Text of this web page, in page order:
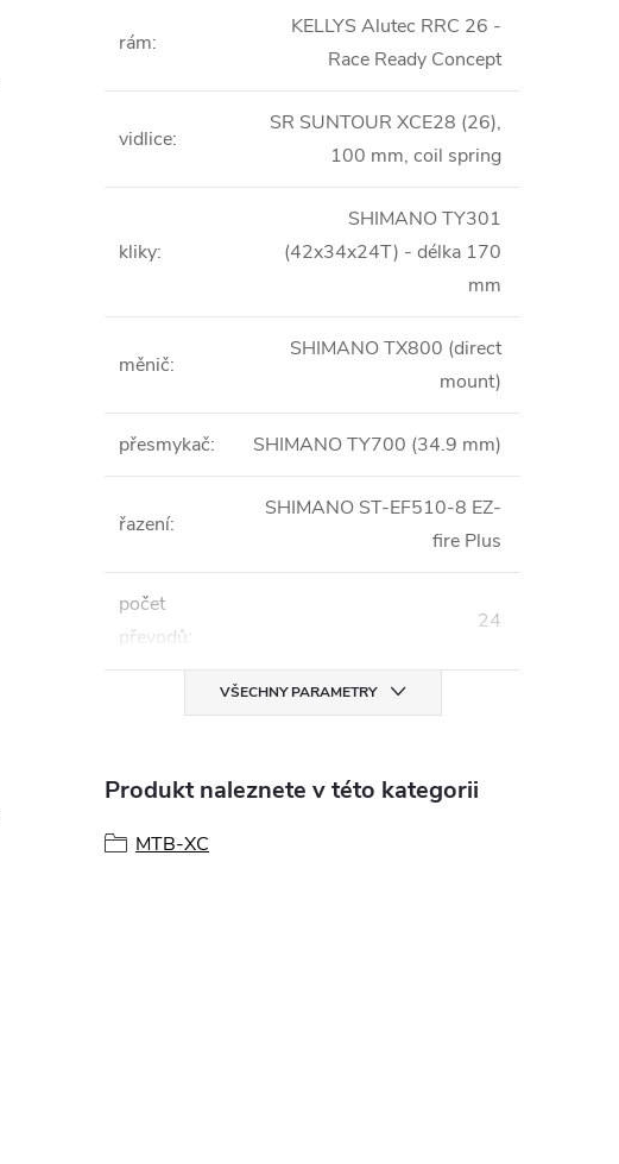
rám:
KELLYS Alutec RRC 26 -
Race Ready Concept
vidlice:
SR SUNTOUR XCE28 (26),
100 mm, coil spring
kliky:
SHIMANO TY301
(42x34x24T) - délka 170
mm
měnič:
SHIMANO TX800 (direct
mount)
přesmykač: SHIMANO TY700 (34.9 mm)
řazení:
SHIMANO ST-EF510-8 EZ-
fire Plus
počet
převodů:
24
VŠECHNY PARAMETRY
Produkt naleznete v této kategorii
MTB-XC